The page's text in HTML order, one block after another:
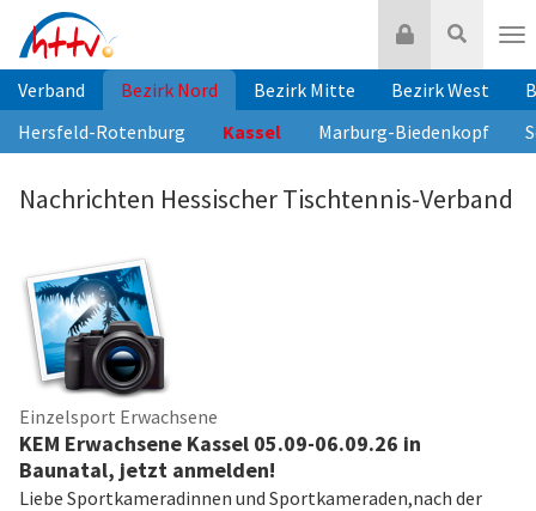
Inhalt
springen
Suche
Login
Verband Bezirk Nord Bezirk Mitte Bezirk West
Hersfeld-Rotenburg
Kassel Marburg-Biedenkopf
Nachrichten Hessischer Tischtennis-Verband
Einzelsport Erwachsene
KEM Erwachsene Kassel 05.09-06.09.26 in
Baunatal, jetzt anmelden!
Liebe Sportkameradinnen und Sportkameraden,nach der